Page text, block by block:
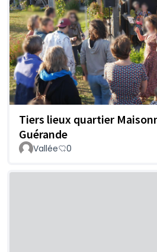
Tiers lieux quartier
Guérande
Vallée 0